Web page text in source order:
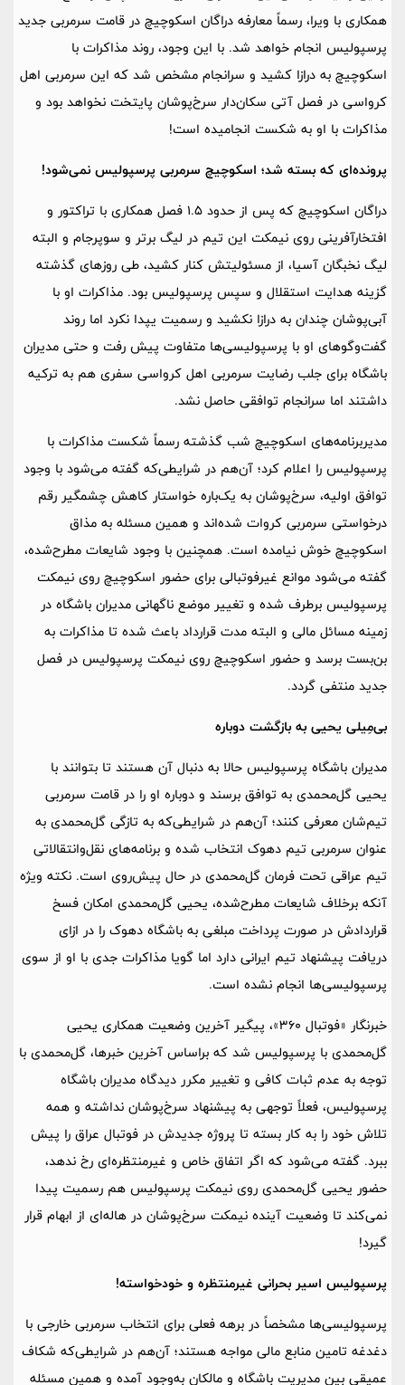
همکاری با ویرا، رسماً معارفه دراگان اسکوچیچ در قامت سرمربی جدید
پرسپولیس انجام خواهد شد. با این وجود، روند مذاکرات با
اسکوچیچ به درازا کشید و سرانجام مشخص شد که این سرمربی اهل
کرواسی در فصل آتی سکان‌دار سرخ‌پوشان پایتخت نخواهد بود و
مذاکرات با او به شکست انجامیده است!
پرونده‌ای که بسته شد؛ اسکوچیچ سرمربی پرسپولیس نمی‌شود!
دراگان اسکوچیچ که پس از حدود 1.5 فصل همکاری با تراکتور و
افتخارآفرینی روی نیمکت این تیم در لیگ برتر و سوپرجام و البته
لیگ نخبگان آسیا، از مسئولیتش کنار کشید، طی روزهای گذشته
گزینه هدایت استقلال و سپس پرسپولیس بود. مذاکرات او با
آبی‌پوشان چندان به درازا نکشید و رسمیت یپدا نکرد اما روند
گفت‌وگوهای او با پرسپولیسی‌ها متفاوت پیش رفت و حتی مدیران
باشگاه برای جلب رضایت سرمربی اهل کرواسی سفری هم به ترکیه
داشتند اما سرانجام توافقی حاصل نشد.
مدیربرنامه‌های اسکوچیچ شب گذشته رسماً شکست مذاکرات با
پرسپولیس را اعلام کرد؛ آن‌هم در شرایطی‌که گفته می‌شود با وجود
توافق اولیه، سرخ‌پوشان به یک‌باره خواستار کاهش چشمگیر رقم
درخواستی سرمربی کروات شده‌اند و همین مسئله به مذاق
اسکوچیچ خوش نیامده است. همچنین با وجود شایعات مطرح‌شده،
گفته می‌شود موانع غیرفوتبالی برای حضور اسکوچیچ روی نیمکت
پرسپولیس برطرف شده و تغییر موضع ناگهانی مدیران باشگاه در
زمینه مسائل مالی و البته مدت قرارداد باعث شده تا مذاکرات به
بن‌بست برسد و حضور اسکوچیچ روی نیمکت پرسپولیس در فصل
جدید منتفی گردد.
بی‌مِیلی یحیی به بازگشت دوباره
مدیران باشگاه پرسپولیس حالا به دنبال آن هستند تا بتوانند با
یحیی گل‌محمدی به توافق برسند و دوباره او را در قامت سرمربی
تیم‌شان معرفی کنند؛ آن‌هم در شرایطی‌که به تازگی گل‌محمدی به
عنوان سرمربی تیم دهوک انتخاب شده و برنامه‌های نقل‌وانتقالاتی
تیم عراقی تحت فرمان گل‌محمدی در حال پیش‌روی است. نکته ویژه
آنکه برخلاف شایعات مطرح‌شده، یحیی گل‌محمدی امکان فسخ
قراردادش در صورت پرداخت مبلغی به باشگاه دهوک را در ازای
دریافت پیشنهاد تیم ایرانی دارد اما گویا مذاکرات جدی با او از سوی
پرسپولیسی‌ها انجام نشده است.
خبرنگار «فوتبال 360»، پیگیر آخرین وضعیت همکاری یحیی
گل‌محمدی با پرسپولیس شد که براساس آخرین خبرها، گل‌محمدی با
توجه به عدم ثبات کافی و تغییر مکرر دیدگاه مدیران باشگاه
پرسپولیس، فعلاً توجهی به پیشنهاد سرخ‌پوشان نداشته و همه
تلاش خود را به کار بسته تا پروژه جدیدش در فوتبال عراق را پیش
ببرد. گفته می‌شود که اگر اتفاق خاص و غیرمنتظره‌ای رخ ندهد،
حضور یحیی گل‌محمدی روی نیمکت پرسپولیس هم رسمیت پیدا
نمی‌کند تا وضعیت آینده نیمکت سرخ‌پوشان در هاله‌ای از ابهام قرار
گیرد!
پرسپولیس اسیر بحرانی غیرمنتظره و خودخواسته!
پرسپولیسی‌ها مشخصاً در برهه فعلی برای انتخاب سرمربی خارجی با
دغدغه تامین منابع مالی مواجه هستند؛ آن‌هم در شرایطی‌که شکاف
عمیقی بین مدیریت باشگاه و مالکان به‌وجود آمده و همین مسئله